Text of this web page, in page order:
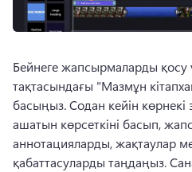
Бейнеге жапсырмаларды қосу
тақтасындағы "Мазмұн
басыңыз. Содан кейін көрнекі
ашатын көрсеткіні басып,
аннотацияларды, жақтаулар
қабаттасуларды таңдаңыз.